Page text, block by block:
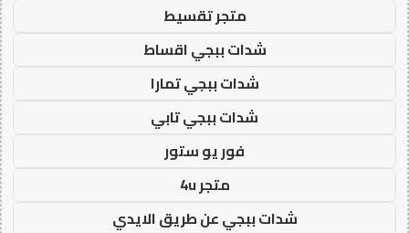
متجر تقسيط
شدات ببجي اقساط
شدات ببجي تمارا
شدات ببجي تابي
فور يو ستور
متجر 4u
شدات ببجي عن طريق الايدي